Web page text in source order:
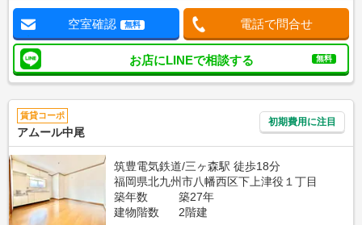
空室確認 無料 電話で問合せ
お店にLINEで相談する 無料
賃貸コーポ
アムール中尾
初期費用に注目
筑豊電気鉄道/三ヶ森駅 徒歩18分
福岡県北九州市八幡西区下上津役１丁目
築年数
築27年
建物階数
2階建